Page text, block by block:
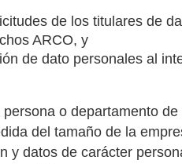
de los titulares de
ARCO, y
de dato personales al
o departamento
del tamaño de la
y datos de carácter